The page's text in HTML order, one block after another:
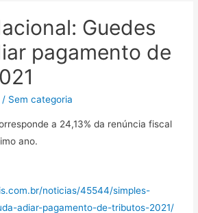
Guedes
pagamento de
/ Sem categoria
a 24,13% da renúncia fiscal
ano.
noticias/45544/simples-
adiar-pagamento-de-tributos-2021/